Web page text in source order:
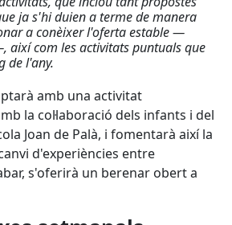
ja s'hi duien a terme de manera
a conèixer l'oferta estable —
així com les activitats puntuals que
de l'any.
amb una activitat
la col·laboració dels infants i del
Joan de Palà, i fomentarà així la
d'experiències entre
s'oferirà un berenar obert a